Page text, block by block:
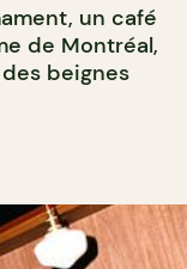
un café
de Montréal,
beignes